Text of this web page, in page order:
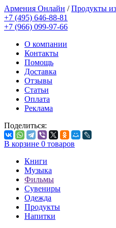
Армения Онлайн /Продукты
+7 (495) 646-88-81
+7 (966) 099-97-66
О компании
Контакты
Помощь
Доставка
Отзывы
Статьи
Оплата
Реклама
Поделиться:
В корзине 0 товаров
Книги
Музыка
Фильмы
Сувениры
Одежда
Продукты
Напитки